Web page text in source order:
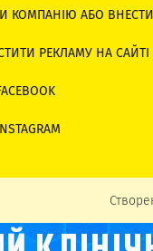
КОМПАНІЮ АБО
РЕКЛАМУ НА САЙТІ